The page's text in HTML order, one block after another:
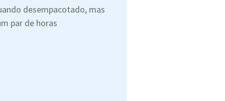
desempacotado, mas
par de horas